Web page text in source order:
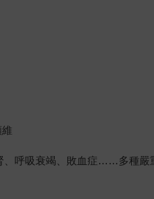
、呼吸衰竭、敗血症……多種嚴